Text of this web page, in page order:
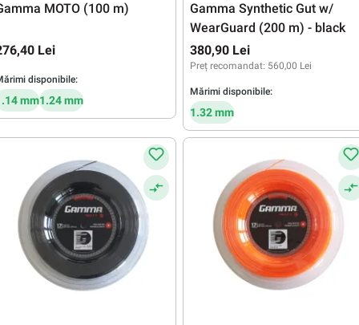
MOTO (100 m)
Lei
disponibile:
mm1.24 mm
Gamma Synthetic Gut w/
WearGuard (200 m) - black
380,90 Lei
Preț recomandat: 560,00 Lei
Mărimi disponibile:
1.32 mm